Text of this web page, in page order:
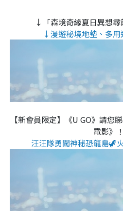
↓「森境奇緣夏日異想
↓漫遊秘境地墊、多
【新會員限定】《U GO》請您
電影》！
汪汪隊勇闖神秘恐龍島🦖